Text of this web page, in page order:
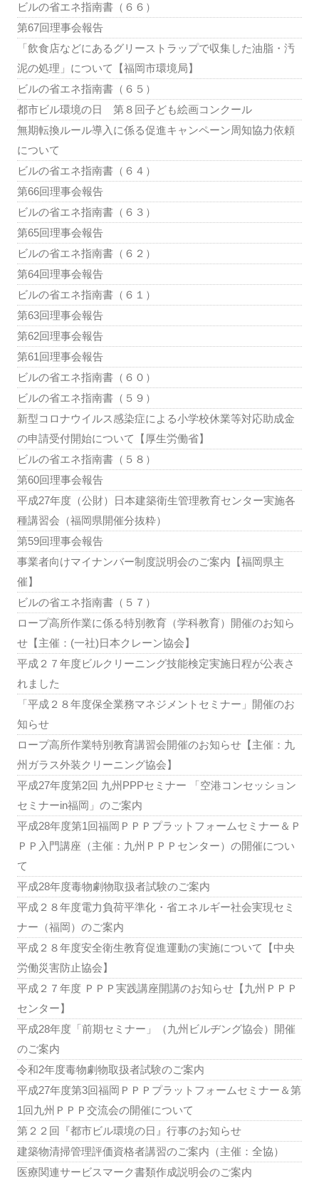
ビルの省エネ指南書（６６）
第67回理事会報告
「飲食店などにあるグリーストラップで収集した油脂・汚
泥の処理」について【福岡市環境局】
ビルの省エネ指南書（６５）
都市ビル環境の日 第８回子ども絵画コンクール
無期転換ルール導入に係る促進キャンペーン周知協力依頼
について
ビルの省エネ指南書（６４）
第66回理事会報告
ビルの省エネ指南書（６３）
第65回理事会報告
ビルの省エネ指南書（６２）
第64回理事会報告
ビルの省エネ指南書（６１）
第63回理事会報告
第62回理事会報告
第61回理事会報告
ビルの省エネ指南書（６０）
ビルの省エネ指南書（５９）
新型コロナウイルス感染症による小学校休業等対応助成金
の申請受付開始について【厚生労働省】
ビルの省エネ指南書（５８）
第60回理事会報告
平成27年度（公財）日本建築衛生管理教育センター実施各
種講習会（福岡県開催分抜粋）
第59回理事会報告
事業者向けマイナンバー制度説明会のご案内【福岡県主
催】
ビルの省エネ指南書（５７）
ロープ高所作業に係る特別教育（学科教育）開催のお知ら
せ【主催：(一社)日本クレーン協会】
平成２７年度ビルクリーニング技能検定実施日程が公表さ
れました
「平成２８年度保全業務マネジメントセミナー」開催のお
知らせ
ロープ高所作業特別教育講習会開催のお知らせ【主催：九
州ガラス外装クリーニング協会】
平成27年度第2回 九州PPPセミナー 「空港コンセッション
セミナーin福岡」のご案内
平成28年度第1回福岡ＰＰＰプラットフォームセミナー＆Ｐ
ＰＰ入門講座（主催：九州ＰＰＰセンター）の開催につい
て
平成28年度毒物劇物取扱者試験のご案内
平成２８年度電力負荷平準化・省エネルギー社会実現セミ
ナー（福岡）のご案内
平成２８年度安全衛生教育促進運動の実施について【中央
労働災害防止協会】
平成２７年度 ＰＰＰ実践講座開講のお知らせ【九州ＰＰＰ
センター】
平成28年度「前期セミナー」（九州ビルヂング協会）開催
のご案内
令和2年度毒物劇物取扱者試験のご案内
平成27年度第3回福岡ＰＰＰプラットフォームセミナー＆第
1回九州ＰＰＰ交流会の開催について
第２２回『都市ビル環境の日』行事のお知らせ
建築物清掃管理評価資格者講習のご案内（主催：全協）
医療関連サービスマーク書類作成説明会のご案内